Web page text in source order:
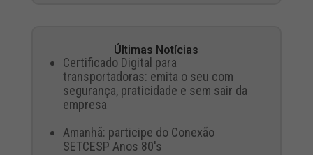
Últimas Notícias
Certificado Digital para
transportadoras: emita o seu com
segurança, praticidade e sem sair da
empresa
Amanhã: participe do Conexão
SETCESP Anos 80's